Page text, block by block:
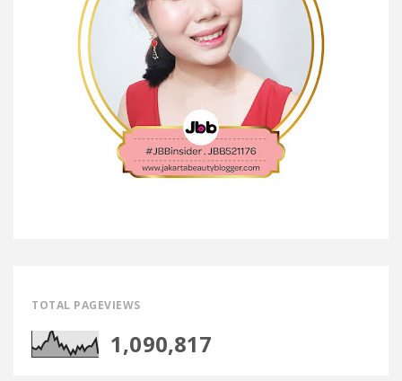
TOTAL PAGEVIEWS
1,090,817